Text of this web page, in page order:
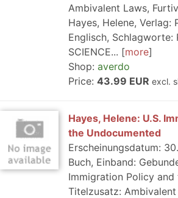
Ambivalent Laws,
Hayes, Helene, Verlag:
Englisch, Schlagworte:
SCIENCE...
more
Shop: averdo
Price: 43.99 EUR excl.
Hayes, Helene: U.S.
the Undocumented
Erscheinungsdatum:
Buch, Einband:
Immigration Policy
Titelzusatz: